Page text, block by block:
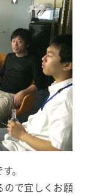
。
ので宜しくお願